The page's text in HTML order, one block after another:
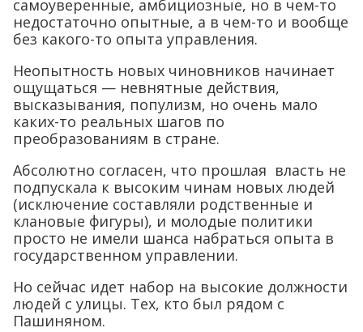
самоуверенные, амбициозные, но в чем-то
недостаточно опытные, а в чем-то и вообще
без какого-то опыта управления.
Неопытность новых чиновников начинает
ощущаться — невнятные действия,
высказывания, популизм, но очень мало
каких-то реальных шагов по
преобразованиям в стране.
Абсолютно согласен, что прошлая власть не
подпускала к высоким чинам новых людей
(исключение составляли родственные и
клановые фигуры), и молодые политики
просто не имели шанса набраться опыта в
государственном управлении.
Но сейчас идет набор на высокие должности
людей с улицы. Тех, кто был рядом с
Пашиняном.